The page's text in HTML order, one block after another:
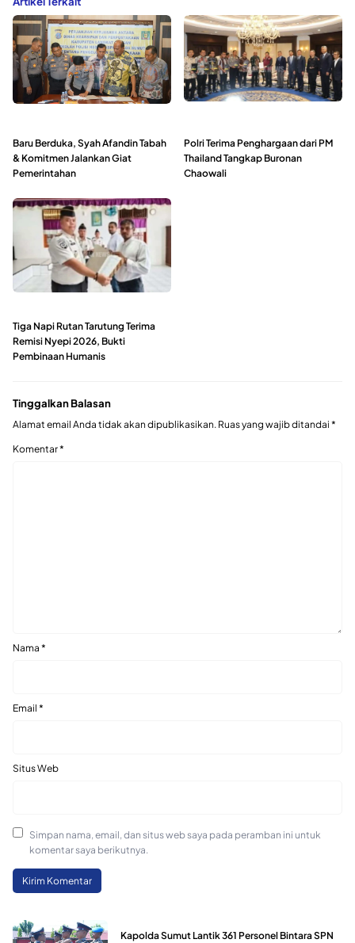
Baru Berduka, Syah Afandin Tabah
& Komitmen Jalankan Giat
Pemerintahan
Polri Terima Penghargaan dari PM
Thailand Tangkap Buronan
Chaowali
Tiga Napi Rutan Tarutung Terima
Remisi Nyepi 2026, Bukti
Pembinaan Humanis
Tinggalkan Balasan
Alamat email Anda tidak akan dipublikasikan. Ruas yang wajib ditandai *
Komentar*
Nama *
Email *
Situs Web
Simpan nama, email, dan situs web saya pada peramban ini untuk
komentar saya berikutnya.
Kapolda Sumut Lantik 361 Personel Bintara SPN